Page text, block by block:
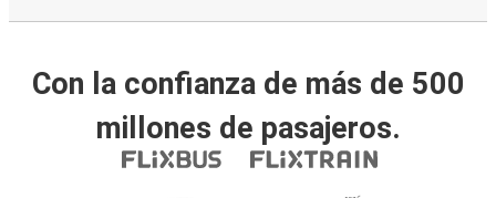
Con la confianza de más de 500
millones de pasajeros.